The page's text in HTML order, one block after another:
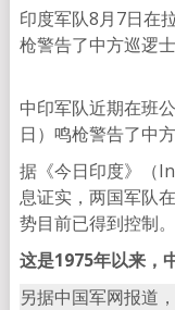
印度军队8月7日在
枪警告了中方巡逻士
中印军队近期在班
日）鸣枪警告了中
据《今日印度》（
息证实，两国军队
势目前已得到控制。
这是1975年以来，
另据中国军网报道